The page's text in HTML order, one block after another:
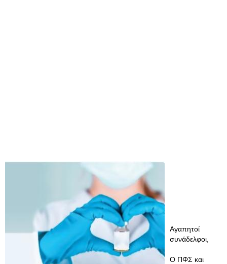
Αγαπητοί
συνάδελφοι,
O ΠΦΣ και